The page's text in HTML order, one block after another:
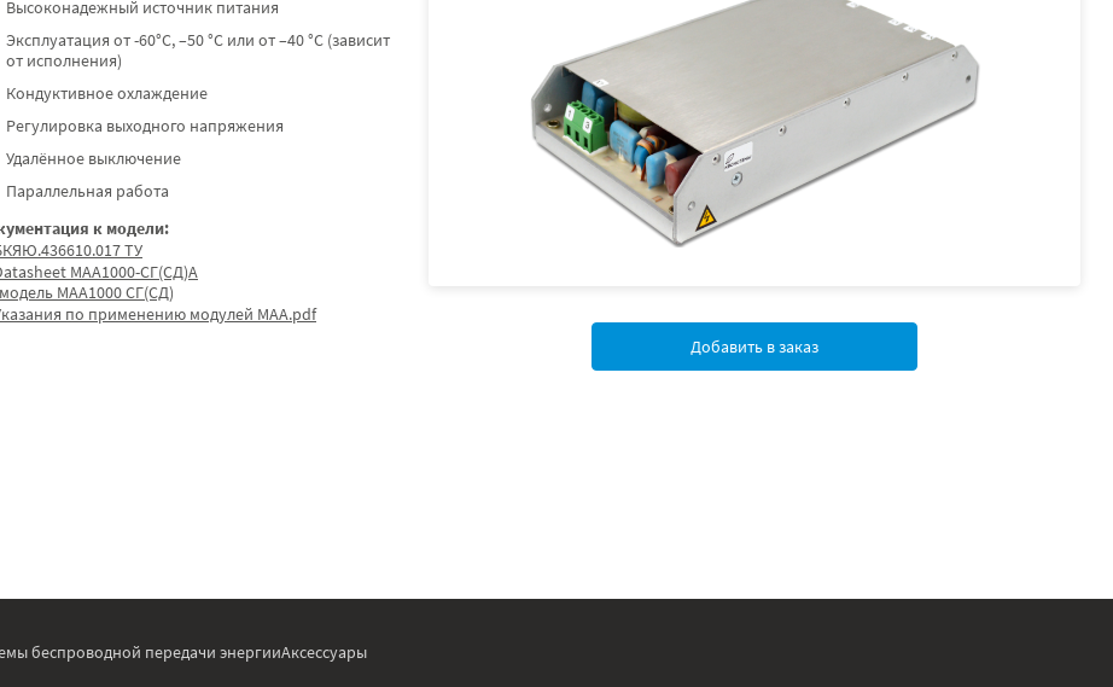
Высоконадежный источник питания
Эксплуатация от -60°C, –50 °C или от –40 °C (зависит
от исполнения)
Кондуктивное охлаждение
Регулировка выходного напряжения
Удалённое выключение
Параллельная работа
к модели:
ТУ
МАА1000-СГ(СД)А
МАА1000 СГ(СД)
по применению модулей МАА.pdf
Добавить в заказ
беспроводной передачи энергииАксессуары